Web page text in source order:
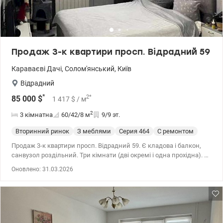
Продаж 3-к квартири просп. Відрадний 59
Караваєві Дачі, Солом'янський, Київ
Відрадний
85 000 $* 1 417 $ / м2*
3 кімнатна 60/42/8 м2 9/9 эт.
Вторинний ринок З меблями Cерия 464
С ремонтом
Продаж 3-к квартири просп. Відрадний 59. Є кладова і балкон,
санвузол роздільний. Три кімнати (дві окремі і одна прохідна). Є
Оновлено: 31.03.2026